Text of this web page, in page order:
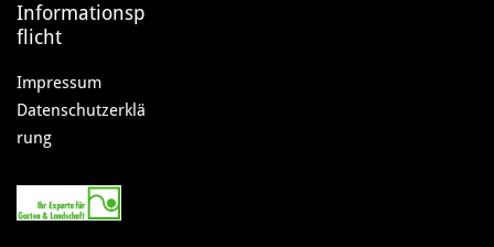
Informationsp
flicht
Impressum
Datenschutzerklä
rung